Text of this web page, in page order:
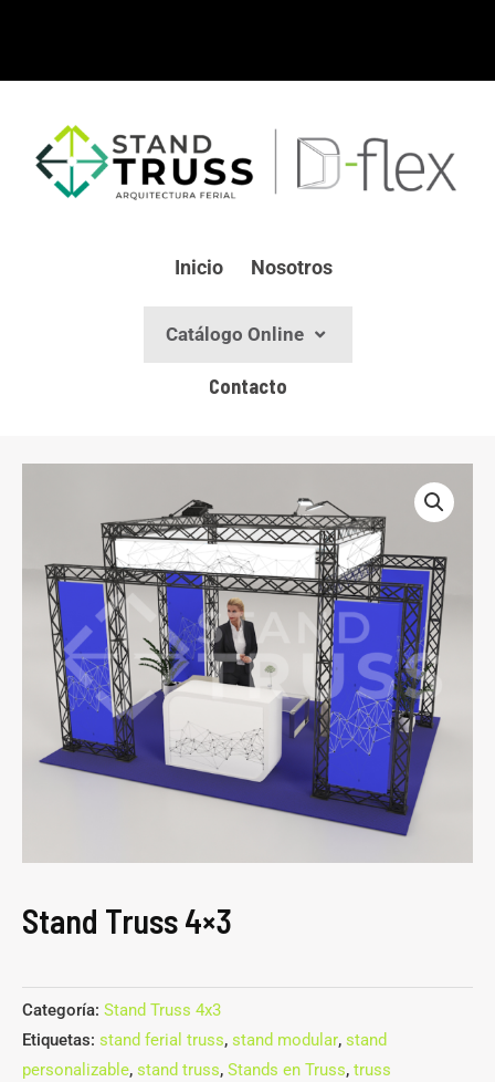
Inicio Nosotros
Catálogo Online
Contacto
Stand Truss 4×3
Categoría: Stand Truss 4x3
Etiquetas: stand ferial truss, stand modular, stand
personalizable, stand truss, Stands en Truss, truss